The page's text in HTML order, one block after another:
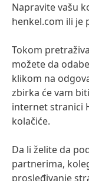
Napravite vašu
henkel.com ili je
Tokom
možete da
klikom na
zbirka će vam
internet stranici
kolačiće.
Da li želite da
partnerima,
prosleđivanje